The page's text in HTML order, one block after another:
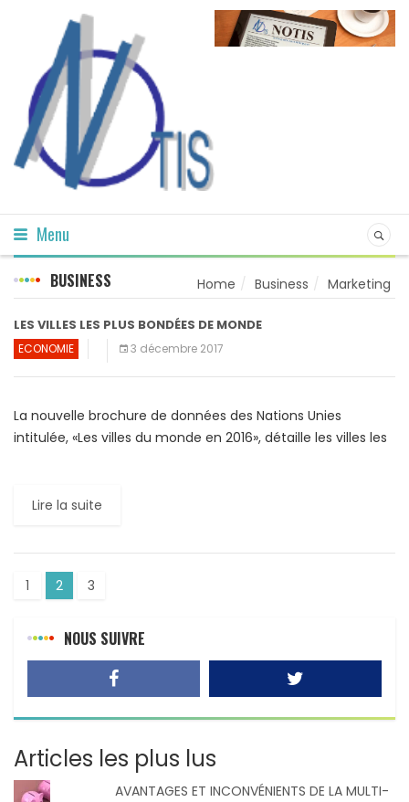
Menu
BUSINESS Home Business Marketing
LES VILLES LES PLUS BONDÉES DE MONDE
ECONOMIE 3 décembre 2017
La nouvelle brochure de données des Nations Unies
intitulée, «Les villes du monde en 2016», détaille les villes les
Lire la suite
1 2 3
NOUS SUIVRE
Articles les plus lus
AVANTAGES ET INCONVÉNIENTS DE LA MULTI-